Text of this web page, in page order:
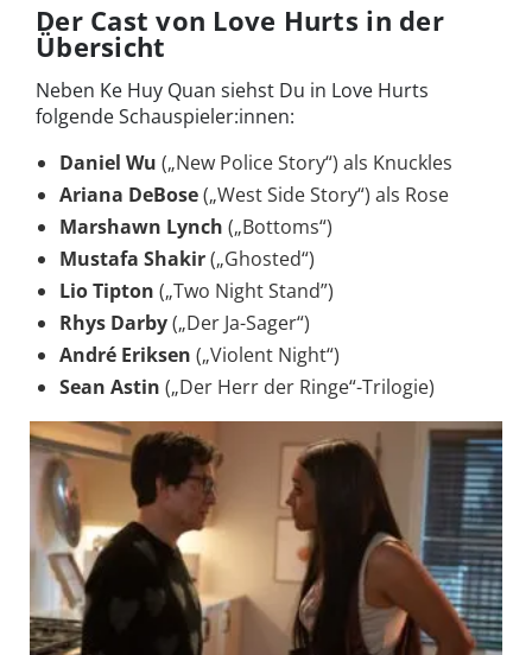
Der Cast von Love Hurts in der
Übersicht
Neben Ke Huy Quan siehst Du in Love Hurts
folgende Schauspieler:innen:
Daniel Wu („New Police Story“) als Knuckles
Ariana DeBose(„West Side Story“) als Rose
Marshawn Lynch („Bottoms“)
Mustafa Shakir(„Ghosted“)
Lio Tipton („Two Night Stand”)
Rhys Darby(„Der Ja-Sager“)
André Eriksen („Violent Night“)
Sean Astin („Der Herr der Ringe“-Trilogie)